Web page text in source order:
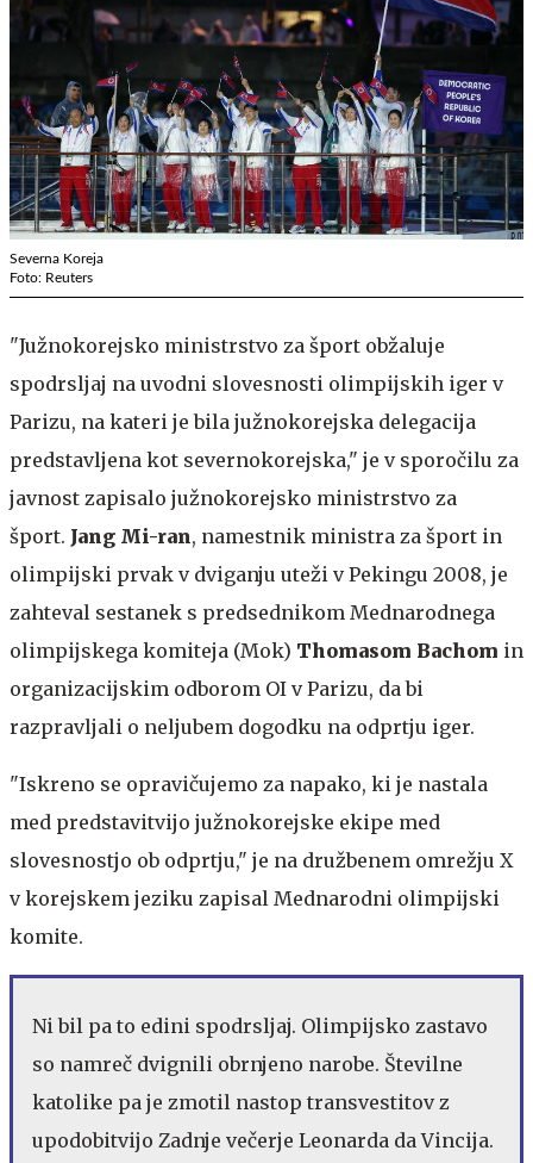
Severna Koreja
Foto: Reuters
"Južnokorejsko ministrstvo za šport obžaluje
spodrsljaj na uvodni slovesnosti olimpijskih iger v
Parizu, na kateri je bila južnokorejska delegacija
predstavljena kot severnokorejska," je v sporočilu za
javnost zapisalo južnokorejsko ministrstvo za
šport. Jang Mi-ran, namestnik ministra za šport in
olimpijski prvak v dviganju uteži v Pekingu 2008, je
zahteval sestanek s predsednikom Mednarodnega
olimpijskega komiteja (Mok) Thomasom Bachom in
organizacijskim odborom OI v Parizu, da bi
razpravljali o neljubem dogodku na odprtju iger.
"Iskreno se opravičujemo za napako, ki je nastala
med predstavitvijo južnokorejske ekipe med
slovesnostjo ob odprtju," je na družbenem omrežju X
v korejskem jeziku zapisal Mednarodni olimpijski
komite.
Ni bil pa to edini spodrsljaj. Olimpijsko zastavo
so namreč dvignili obrnjeno narobe. Številne
katolike pa je zmotil nastop transvestitov z
upodobitvijo Zadnje večerje Leonarda da Vincija.